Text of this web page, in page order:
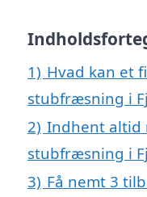
1) Hvad kan et
stubfræsning i
2) Indhent altid
stubfræsning i
3) Få nemt 3